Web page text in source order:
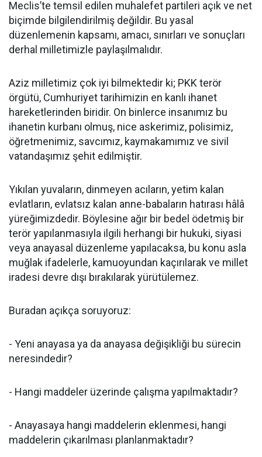
Meclis’te temsil edilen muhalefet partileri açık ve net
biçimde bilgilendirilmiş değildir. Bu yasal
düzenlemenin kapsamı, amacı, sınırları ve sonuçları
derhal milletimizle paylaşılmalıdır.
Aziz milletimiz çok iyi bilmektedir ki; PKK terör
örgütü, Cumhuriyet tarihimizin en kanlı ihanet
hareketlerinden biridir. On binlerce insanımız bu
ihanetin kurbanı olmuş, nice askerimiz, polisimiz,
öğretmenimiz, savcımız, kaymakamımız ve sivil
vatandaşımız şehit edilmiştir.
Yıkılan yuvaların, dinmeyen acıların, yetim kalan
evlatların, evlatsız kalan anne-babaların hatırası hâlâ
yüreğimizdedir. Böylesine ağır bir bedel ödetmiş bir
terör yapılanmasıyla ilgili herhangi bir hukuki, siyasi
veya anayasal düzenleme yapılacaksa, bu konu asla
muğlak ifadelerle, kamuoyundan kaçırılarak ve millet
iradesi devre dışı bırakılarak yürütülemez.
Buradan açıkça soruyoruz:
- Yeni anayasa ya da anayasa değişikliği bu sürecin
neresindedir?
- Hangi maddeler üzerinde çalışma yapılmaktadır?
- Anayasaya hangi maddelerin eklenmesi, hangi
maddelerin çıkarılması planlanmaktadır?